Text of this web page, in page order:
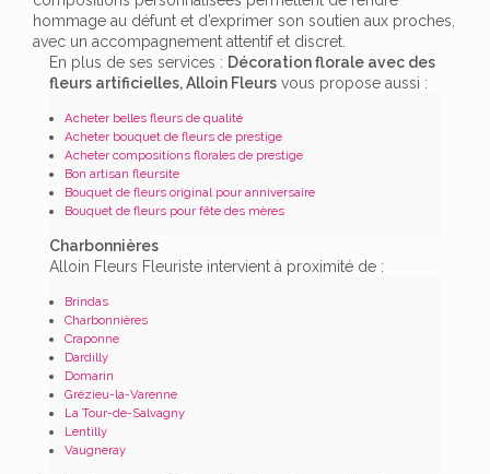
hommage au défunt et d’exprimer son soutien aux proches,
avec un accompagnement attentif et discret.
En plus de ses services : Décoration florale avec des
fleurs artificielles, Alloin Fleurs vous propose aussi :
Acheter belles fleurs de qualité
Acheter bouquet de fleurs de prestige
Acheter compositions florales de prestige
Bon artisan fleursite
Bouquet de fleurs original pour anniversaire
Bouquet de fleurs pour fête des mères
Charbonnières
Alloin Fleurs Fleuriste intervient à proximité de :
Brindas
Charbonnières
Craponne
Dardilly
Domarin
Grézieu-la-Varenne
La Tour-de-Salvagny
Lentilly
Vaugneray